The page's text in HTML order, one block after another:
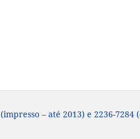
– até 2013) e 2236-7284